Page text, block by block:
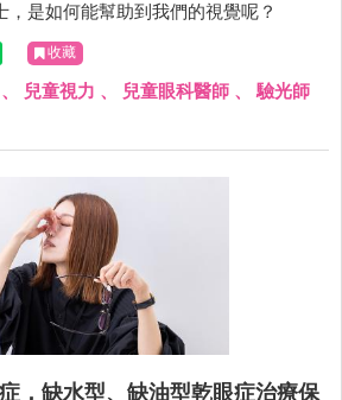
，是如何能幫助到我們的視覺呢？
收藏
、 兒童視力 、 兒童眼科醫師 、驗光師
，​​​​​​​缺水型、缺油型乾眼症治療保